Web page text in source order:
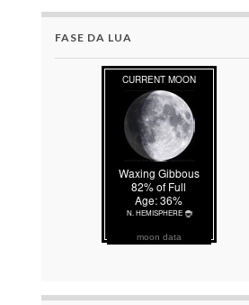
FASE DA LUA
moon data